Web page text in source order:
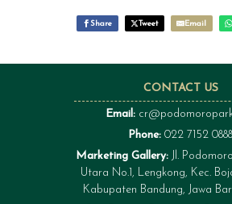
Share Tweet Email
CONTACT US
Email:
Phone: 022 7152 0888
Marketing Gallery: Jl.
Utara No.1, Lengkong, Kec.
Kabupaten Bandung, Jawa